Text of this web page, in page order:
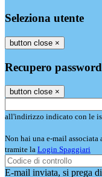
Seleziona utente
button close ×
Recupero password
button close ×
all'indirizzo indicato con le
Non hai una e-mail
tramite la Login Spaggiari
E-mail inviata, si prega